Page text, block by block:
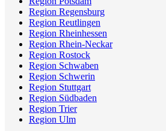
Region Regensburg
Region Reutlingen
Region Rheinhessen
Region Rhein-Neckar
Region Rostock
Region Schwaben
Region Schwerin
Region Stuttgart
Region Südbaden
Region Trier
Region Ulm